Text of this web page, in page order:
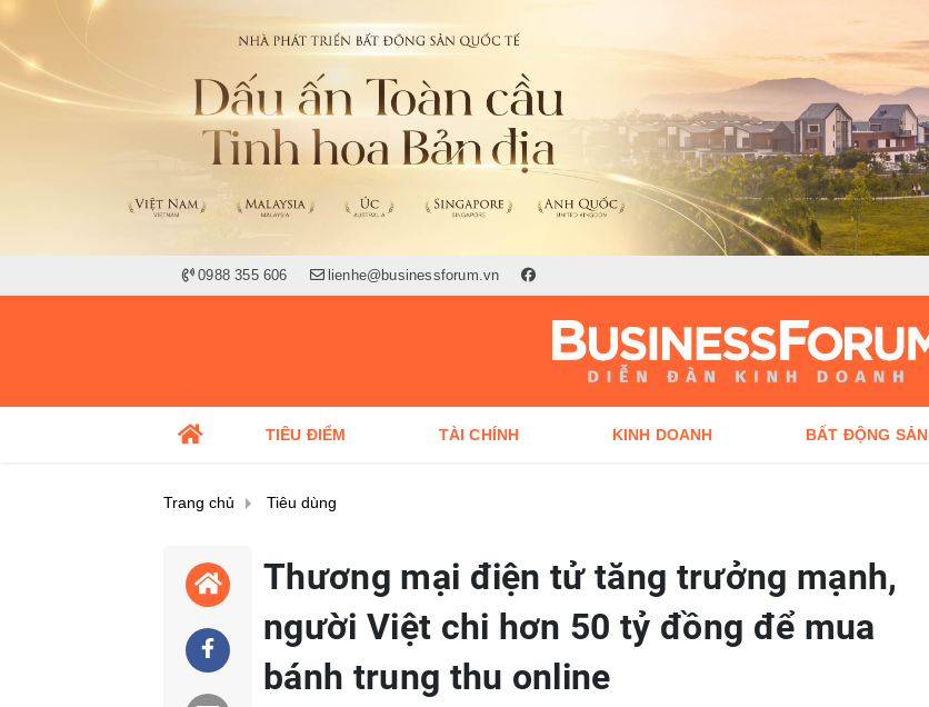
0988 355 606 lienhe@businessforum.vn
TIÊU ĐIỂM TÀI CHÍNH KINH DOANH BẤT ĐỘNG SẢN
Trang chủ Tiêu dùng
Thương mại điện tử tăng trưởng mạnh,
người Việt chi hơn 50 tỷ đồng để mua
bánh trung thu online